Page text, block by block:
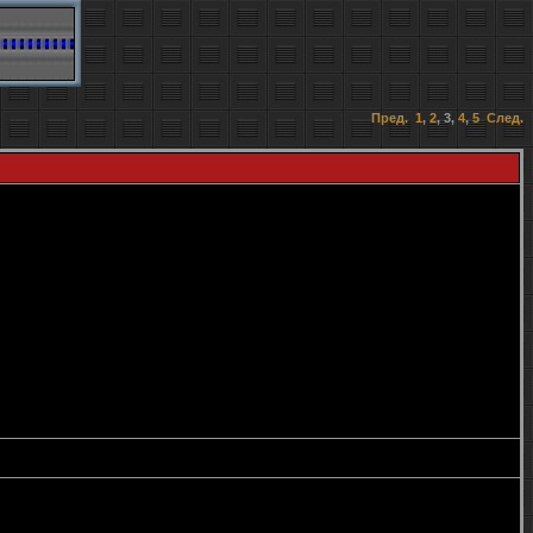
Пред. 1, 2, 3, 4, 5 След.